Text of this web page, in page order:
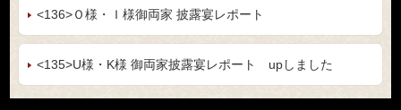
<136>Ｏ様・Ｉ様御両家 披露宴レポート
<135>U様・K様 御両家披露宴レポート upしました